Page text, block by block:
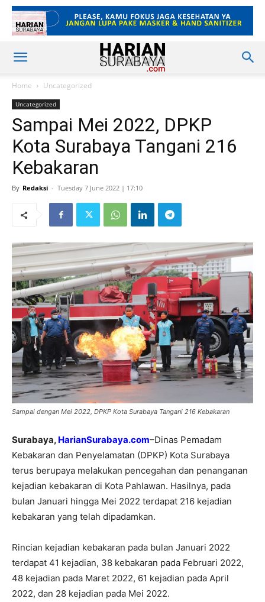
Home Uncategorized
Uncategorized
Sampai Mei 2022, DPKP
Kota Surabaya Tangani 216
Kebakaran
By Redaksi - Tuesday 7 June 2022 | 17:10
Sampai dengan Mei 2022, DPKP Kota Surabaya Tangani 216 Kebakaran
Surabaya, HarianSurabaya.com–Dinas Pemadam
Kebakaran dan Penyelamatan (DPKP) Kota Surabaya
terus berupaya melakukan pencegahan dan penanganan
kejadian kebakaran di Kota Pahlawan. Hasilnya, pada
bulan Januari hingga Mei 2022 terdapat 216 kejadian
kebakaran yang telah dipadamkan.
Rincian kejadian kebakaran pada bulan Januari 2022
terdapat 41 kejadian, 38 kebakaran pada Februari 2022,
48 kejadian pada Maret 2022, 61 kejadian pada April
2022, dan 28 kejadian pada Mei 2022.